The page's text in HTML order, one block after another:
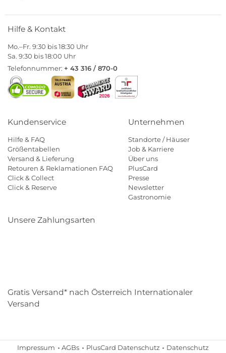
Hilfe & Kontakt
Mo.–Fr. 9:30 bis 18:30 Uhr
Sa. 9:30 bis 18:00 Uhr
Telefonnummer: + 43 316 / 870-0
Kundenservice
Hilfe & FAQ
Größentabellen
Versand & Lieferung
Retouren & Reklamationen FAQ
Click & Collect
Click & Reserve
Unternehmen
Standorte / Häuser
Job & Karriere
Über uns
PlusCard
Presse
Newsletter
Gastronomie
Unsere Zahlungsarten
Gratis Versand* nach Österreich Internationaler
Versand
Impressum AGBs PlusCard Datenschutz
Datenschutz